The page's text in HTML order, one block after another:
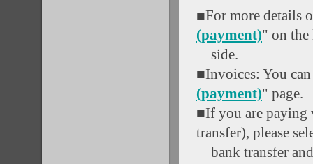
■For more details
(payment)" on the
side.
■Invoices: You
(payment)" page.
■If you are paying
transfer), please
bank transfer